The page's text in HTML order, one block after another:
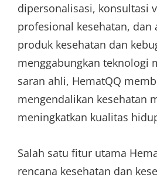
dipersonalisasi, konsultasi
profesional kesehatan, dan
produk kesehatan dan
menggabungkan teknologi
saran ahli, HematQQ
mengendalikan kesehatan
meningkatkan kualitas
Salah satu fitur utama
rencana kesehatan dan